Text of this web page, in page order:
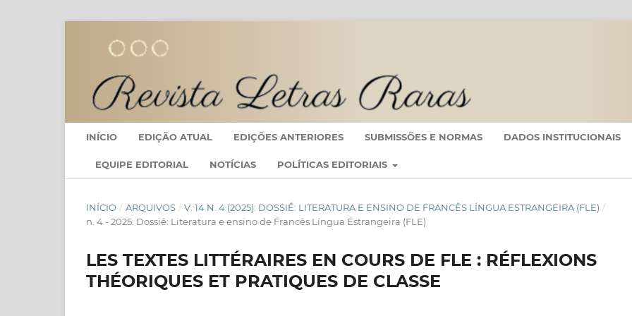
INÍCIO EDIÇÃO ATUAL EDIÇÕES ANTERIORES SUBMISSÕES E NORMAS DADOS INSTITUCIONAIS
EQUIPE EDITORIAL NOTÍCIAS POLÍTICAS EDITORIAIS
INÍCIO / ARQUIVOS / V. 14 N. 4 (2025): DOSSIÊ: LITERATURA E ENSINO DE FRANCÊS LÍNGUA ESTRANGEIRA (FLE) /
n. 4 - 2025: Dossiê: Literatura e ensino de Francês Língua Estrangeira (FLE)
LES TEXTES LITTÉRAIRES EN COURS DE FLE : RÉFLEXIONS
THÉORIQUES ET PRATIQUES DE CLASSE